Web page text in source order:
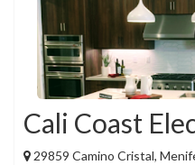
Cali Coast
29859 Camino Cristal,